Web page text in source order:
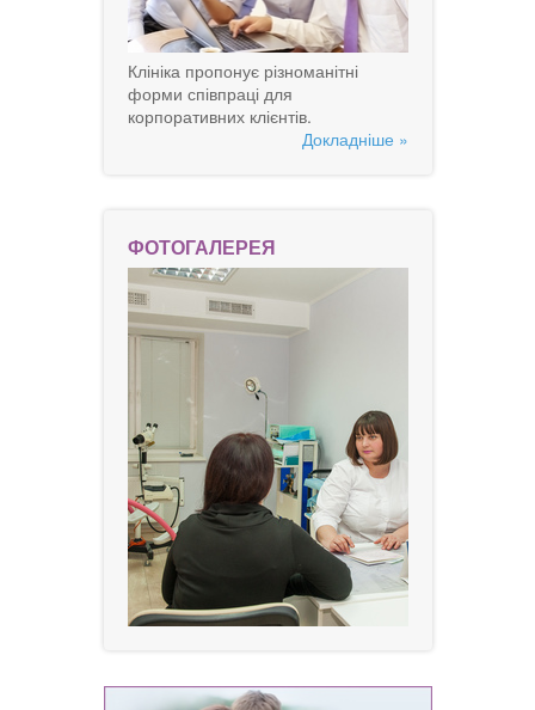
Клініка пропонує різноманітні
форми співпраці для
корпоративних клієнтів.
Докладніше »
ФОТОГАЛЕРЕЯ